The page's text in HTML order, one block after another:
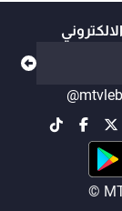
©